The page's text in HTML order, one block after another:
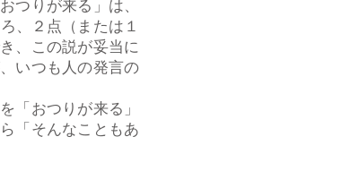
りが来る」は、
、２点（または１
、この説が妥当に
いつも人の発言の
おつりが来る」
「そんなこともあ